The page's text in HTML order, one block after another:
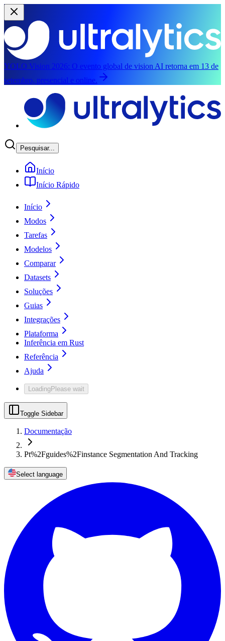
YOLO Vision 2026: O evento global de vision AI retorna em 13 de
setembro, presencial e online.
Pesquisar...
Início
Início Rápido
Início
Modos
Tarefas
Modelos
Comparar
Datasets
Soluções
Guias
Integrações
Plataforma
Inferência em Rust
Referência
Ajuda
LoadingPlease wait
Toggle Sidebar
Documentação
Pt%2Fguides%2Finstance Segmentation And Tracking
Select language